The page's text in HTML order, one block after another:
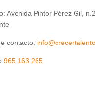
Avenida Pintor Pérez Gil,
contacto:
965 163 265